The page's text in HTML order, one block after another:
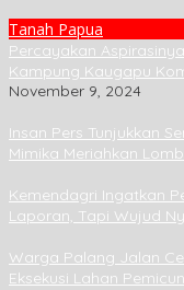
Tanah Papua
Percayakan
Kampung Kaugapu
November 9, 2024
Insan Pers Tunjukkan
Mimika Meriahkan
Kemendagri Ingatkan
Laporan, Tapi Wujud
Warga Palang Jalan
Eksekusi Lahan